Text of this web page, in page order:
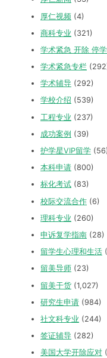
厚仁视频 (4)
商科专业 (321)
学术紧急 开除 停
学术紧急专栏
学术辅导 (292)
学校介绍 (539)
工程专业 (237)
成功案例 (39)
护学星VIP留学
本科申请 (800)
标化考试 (83)
校际交流合作 (6)
理科专业 (260)
申诉复学指南 (28)
留学生心理和生活
留美导师 (23)
留美干货 (1,027)
研究生申请 (984)
社文科专业 (244)
签证辅导 (282)
美国大学开除应对